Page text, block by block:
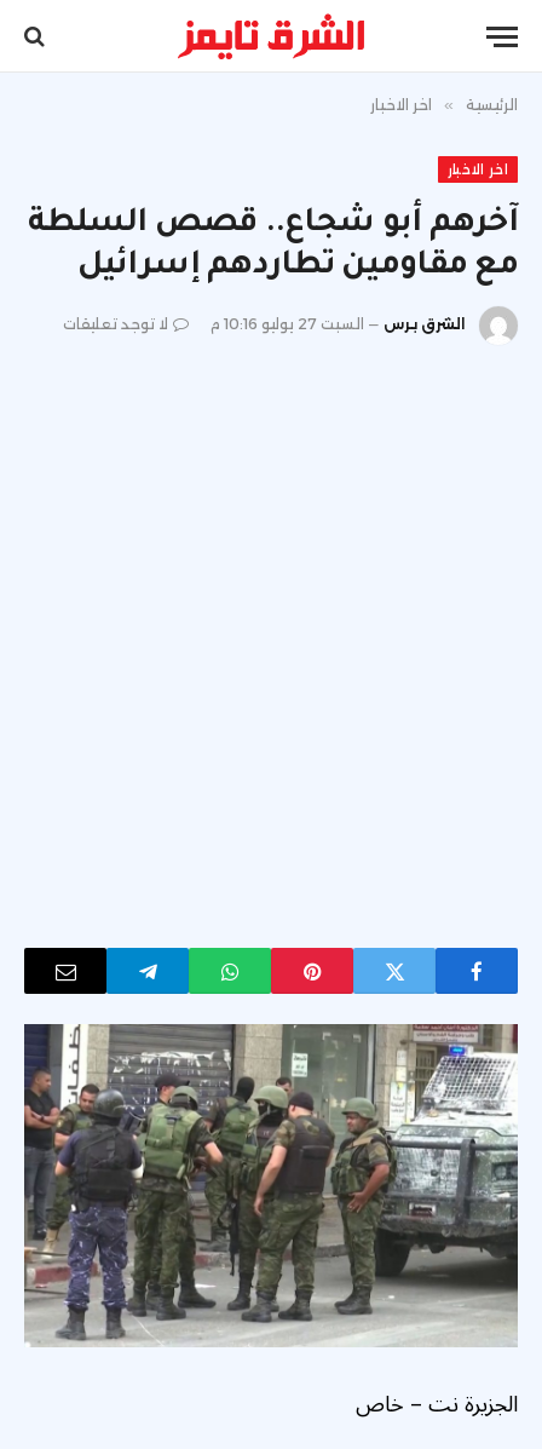
الرئيسية » اخر الاخبار
اخر الاخبار
آخرهم أبو شجاع.. قصص السلطة
مع مقاومين تطاردهم إسرائيل
الشرق برس السبت 27 يوليو 10:16 م لا توجد تعليقات
الجزيرة نت – خاص